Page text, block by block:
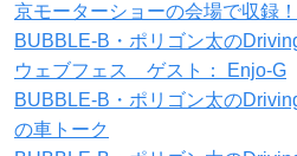
京モーターショーの会場で収録！
BUBBLE-B・ポリゴン太の
ウェブフェス ゲスト： Enjo-G
BUBBLE-B・ポリゴン太の
の車トーク